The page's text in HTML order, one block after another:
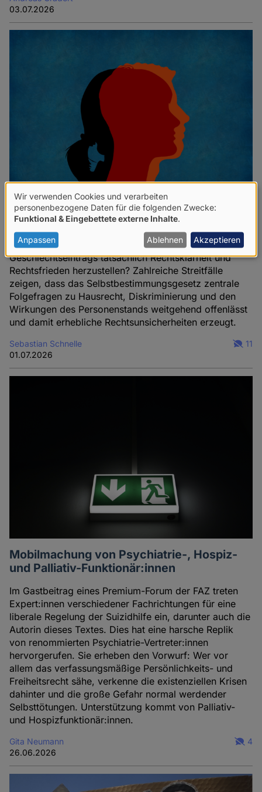
03.07.2026
Legislative Arbeitsverweigerung
Welche Anforderungen müsste ein Gesetz erfüllen, um
in Streitfragen rund um eine Änderung des
Geschlechtseintrags tatsächlich Rechtsklarheit und
Rechtsfrieden herzustellen? Zahlreiche Streitfälle
zeigen, dass das Selbstbestimmungsgesetz zentrale
Folgefragen zu Hausrecht, Diskriminierung und den
Wirkungen des Personenstands weitgehend offenlässt
und damit erhebliche Rechtsunsicherheiten erzeugt.
Sebastian Schnelle
01.07.2026
11
Mobilmachung von Psychiatrie-, Hospiz-
und Palliativ-Funktionär:innen
Im Gastbeitrag eines Premium-Forum der FAZ treten
Expert:innen verschiedener Fachrichtungen für eine
liberale Regelung der Suizidhilfe ein, darunter auch die
Autorin dieses Textes. Dies hat eine harsche Replik
von renommierten Psychiatrie-Vertreter:innen
hervorgerufen. Sie erheben den Vorwurf: Wer vor
allem das verfassungsmäßige Persönlichkeits- und
Freiheitsrecht sähe, verkenne die existenziellen Krisen
dahinter und die große Gefahr normal werdender
Selbsttötungen. Unterstützung kommt von Palliativ-
und Hospizfunktionär:innen.
Gita Neumann
26.06.2026
4
Verwendung
von
personenbezogenen
Daten
und
Cookies
Wir verwenden Cookies und verarbeiten
personenbezogene Daten für die folgenden Zwecke:
Funktional & Eingebettete externe Inhalte
Anpassen Ablehnen Akzeptieren